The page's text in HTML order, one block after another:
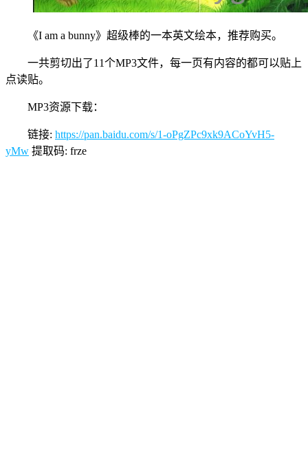
《I am a bunny》超级棒的一本英文绘本，推荐购买。
一共剪切出了11个MP3文件，每一页有内容的都可以贴上
点读贴。
MP3资源下载：
链接: https://pan.baidu.com/s/1-oPgZPc9xk9ACoYvH5-
yMw 提取码: frze